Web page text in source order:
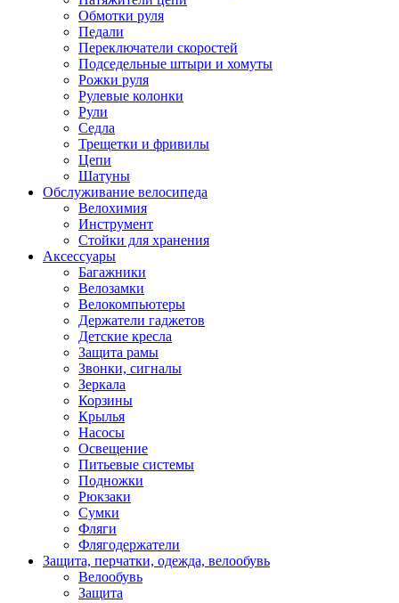
Обмотки руля
Педали
Переключатели скоростей
Подседельные штыри и хомуты
Рожки руля
Рулевые колонки
Рули
Седла
Трещетки и фривилы
Цепи
Шатуны
Обслуживание велосипеда
Велохимия
Инструмент
Стойки для хранения
Аксессуары
Багажники
Велозамки
Велокомпьютеры
Держатели гаджетов
Детские кресла
Защита рамы
Звонки, сигналы
Зеркала
Корзины
Крылья
Насосы
Освещение
Питьевые системы
Подножки
Рюкзаки
Сумки
Фляги
Флягодержатели
Защита, перчатки, одежда, велообувь
Велообувь
Защита